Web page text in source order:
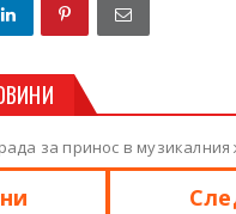
за принос в музикалния